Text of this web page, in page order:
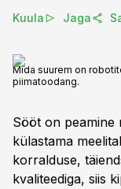
Kuula Jaga
Mida suurem on
piimatoodang.
Sööt on peamine
külastama
korralduse,
kvaliteediga, siis